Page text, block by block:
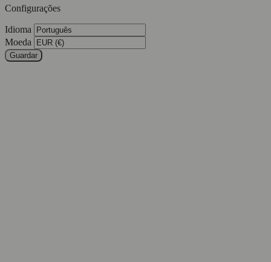
Configurações
Idioma
Moeda
Guardar